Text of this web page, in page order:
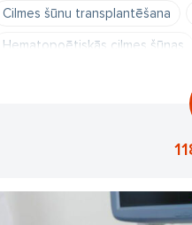
Cilmes šūnu transplantēšana
Hematopoētiskās cilmes šūnas
Preimplantācijas
veselības centrs